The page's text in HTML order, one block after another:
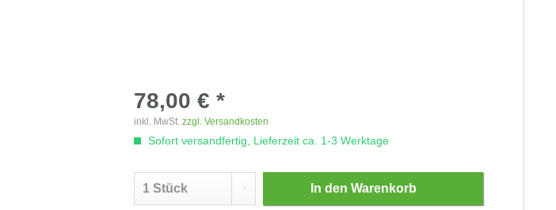
78,00 € *
inkl. MwSt.zzgl. Versandkosten
Sofort versandfertig, Lieferzeit ca. 1-3 Werktage
In den Warenkorb